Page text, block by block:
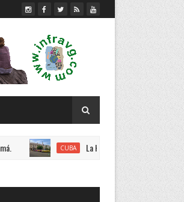
CUBA La Habana 2016: Vuelta en carro.